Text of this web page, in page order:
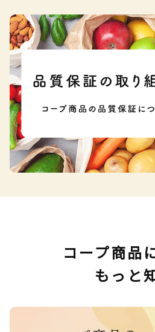
コープ商品
もっと